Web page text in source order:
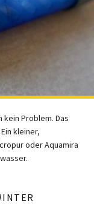
Problem. Das
Ein kleiner,
oder Aquamira